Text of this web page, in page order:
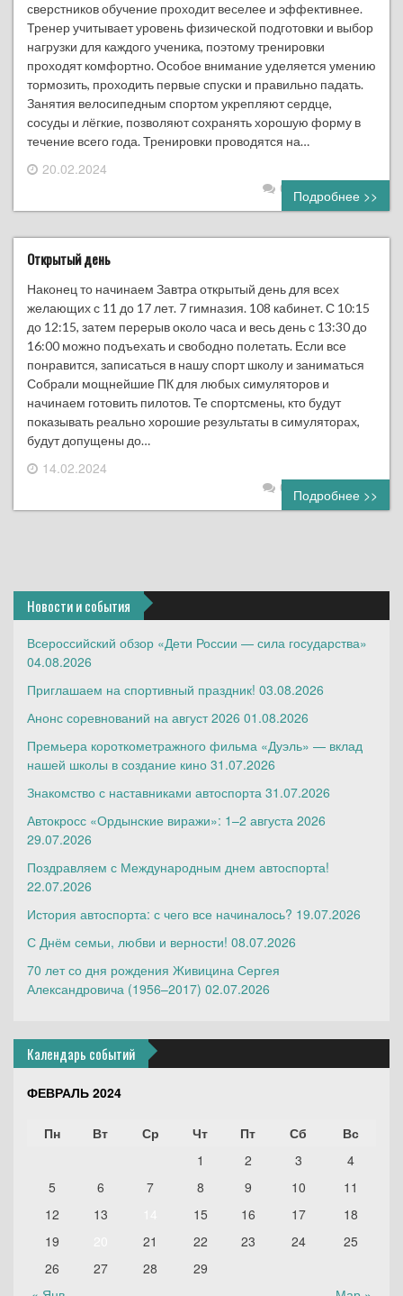
сверстников обучение проходит веселее и эффективнее.
Тренер учитывает уровень физической подготовки и выбор
нагрузки для каждого ученика, поэтому тренировки
проходят комфортно. Особое внимание уделяется умению
тормозить, проходить первые спуски и правильно падать.
Занятия велосипедным спортом укрепляют сердце,
сосуды и лёгкие, позволяют сохранять хорошую форму в
течение всего года. Тренировки проводятся на…
20.02.2024
0 комментариев
Подробнее >>
Открытый день
Наконец то начинаем Завтра открытый день для всех
желающих с 11 до 17 лет. 7 гимназия. 108 кабинет. С 10:15
до 12:15, затем перерыв около часа и весь день с 13:30 до
16:00 можно подъехать и свободно полетать. Если все
понравится, записаться в нашу спорт школу и заниматься
Собрали мощнейшие ПК для любых симуляторов и
начинаем готовить пилотов. Те спортсмены, кто будут
показывать реально хорошие результаты в симуляторах,
будут допущены до…
14.02.2024
0 комментариев
Подробнее >>
Новости и события
Всероссийский обзор «Дети России — сила государства»
04.08.2026
Приглашаем на спортивный праздник! 03.08.2026
Анонс соревнований на август 2026 01.08.2026
Премьера короткометражного фильма «Дуэль» — вклад
нашей школы в создание кино 31.07.2026
Знакомство с наставниками автоспорта 31.07.2026
Автокросс «Ордынские виражи»: 1–2 августа 2026
29.07.2026
Поздравляем с Международным днем автоспорта!
22.07.2026
История автоспорта: с чего все начиналось? 19.07.2026
С Днём семьи, любви и верности! 08.07.2026
70 лет со дня рождения Живицина Сергея
Александровича (1956–2017) 02.07.2026
Календарь событий
ФЕВРАЛЬ 2024
Пн Вт Ср Чт Пт Сб Вс
1 2 3
4
5
6 7 8 9 10
11
12
13 15 16 17
18
19
21 22 23 24
25
26
27 28 29